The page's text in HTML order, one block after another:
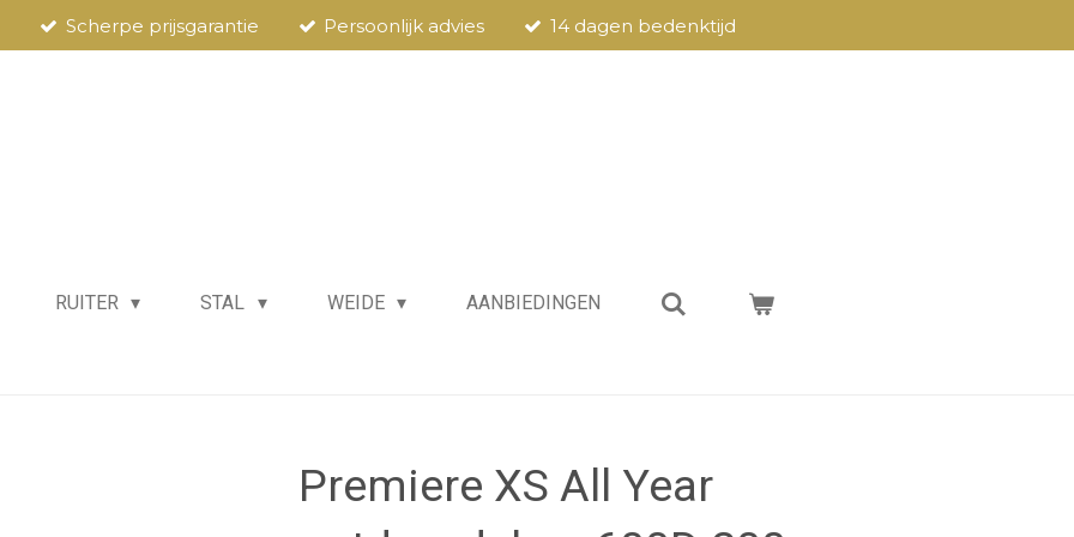
Scherpe prijsgarantie Persoonlijk advies 14 dagen bedenktijd
RUITER STAL WEIDE AANBIEDINGEN
Premiere XS All Year